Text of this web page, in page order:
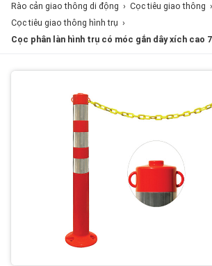
Rào cản giao thông di động › Cọc tiêu giao thông ›
Cọc tiêu giao thông hình trụ ›
Cọc phân làn hình trụ có móc gắn dây xích cao